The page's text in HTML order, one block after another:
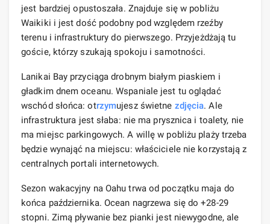
jest bardziej opustoszała. Znajduje się w pobliżu
Waikiki i jest dość podobny pod względem rzeźby
terenu i infrastruktury do pierwszego. Przyjeżdżają tu
goście, którzy szukają spokoju i samotności.
Lanikai Bay przyciąga drobnym białym piaskiem i
gładkim dnem oceanu. Wspaniale jest tu oglądać
wschód słońca: otrzymujesz świetne zdjęcia. Ale
infrastruktura jest słaba: nie ma prysznica i toalety, nie
ma miejsc parkingowych. A willę w pobliżu plaży trzeba
będzie wynająć na miejscu: właściciele nie korzystają z
centralnych portali internetowych.
Sezon wakacyjny na Oahu trwa od początku maja do
końca października. Ocean nagrzewa się do +28-29
stopni. Zimą pływanie bez pianki jest niewygodne, ale